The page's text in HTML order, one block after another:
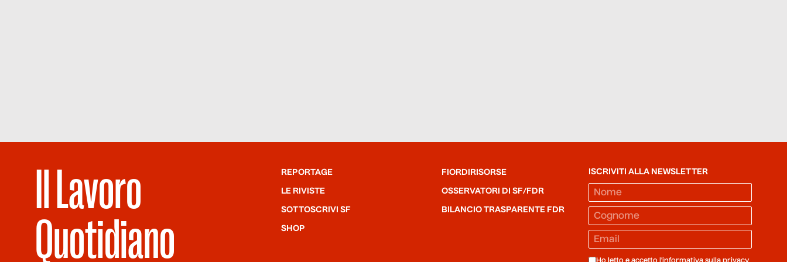
Il Lavoro
Quotidiano
REPORTAGE
LE RIVISTE
SOTTOSCRIVI SF
SHOP
FIORDIRISORSE
OSSERVATORI DI SF/FDR
BILANCIO TRASPARENTE FDR
ISCRIVITI ALLA NEWSLETTER